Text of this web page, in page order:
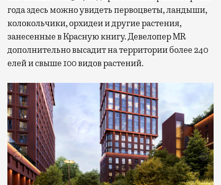
года здесь можно увидеть первоцветы, ландыши,
колокольчики, орхидеи и другие растения,
занесенные в Красную книгу. Девелопер MR
дополнительно высадит на территории более 240
елей и свыше 100 видов растений.